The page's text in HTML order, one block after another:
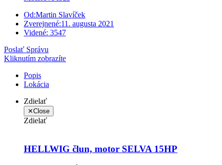
Od:Martin Slavíček
Zverejnené:11. augusta 2021
Videné: 3547
Poslať Správu
Kliknutím zobrazíte
Popis
Lokácia
Zdielať
✕Close
Zdielať
HELLWIG člun, motor SELVA 15HP